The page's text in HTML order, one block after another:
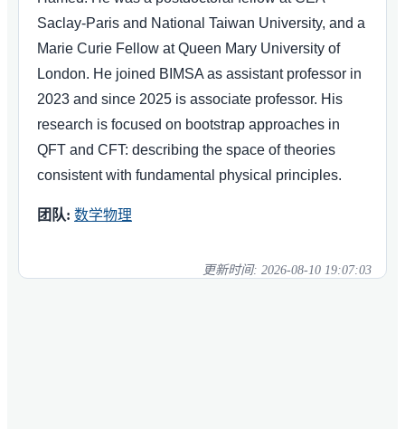
Saclay-Paris and National Taiwan University, and a
Marie Curie Fellow at Queen Mary University of
London. He joined BIMSA as assistant professor in
2023 and since 2025 is associate professor. His
research is focused on bootstrap approaches in
QFT and CFT: describing the space of theories
consistent with fundamental physical principles.
团队: 数学物理
更新时间: 2026-08-10 19:07:03